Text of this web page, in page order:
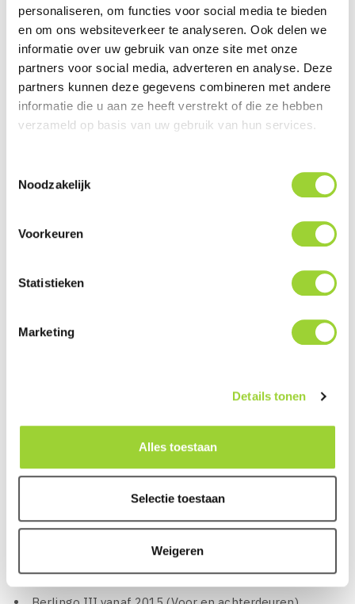
personaliseren, om functies voor social media te bieden
en om ons websiteverkeer te analyseren. Ook delen we
informatie over uw gebruik van onze site met onze
partners voor social media, adverteren en analyse. Deze
partners kunnen deze gegevens combineren met andere
informatie die u aan ze heeft verstrekt of die ze hebben
verzameld op basis van uw gebruik van hun services.
Noodzakelijk
Voorkeuren
Statistieken
Marketing
Details tonen
Alles toestaan
Selectie toestaan
Weigeren
Impedantie: 4 OHM
Frequentiebereik: 60 Hz - 20 kHz
Geïntegreerde crossover: 6/18 dB/oct (4kHz)
Hoge gevoeligheid, werkt ook uitstekend met een
lage volume input
Speakers zijn voorzien van een Polyglas Conus en
Aluminium / Magnesium inverted dome tweeter,
montageringen en crossovers, pasklaar voor
Geschikt voor onderstaande merken en modellen:
CITROËN
noodzakelijk) (Voor en achterdeuren)
C4 Cactus van 2014 t/m 2017 (Voor en achterdeuren)
C4 Cactus II vanaf 2017 (Voor en achterdeuren)
C4 II vanaf 2015 (Voor en achterdeuren)
C4 Space Tourer van 2013 t/m 2018 (Voor en
C4 Grand Space Tourer van 2013 t/m 2018 (Voor en
C5 Aircross vanaf 2017 (Voor en achterdeuren)